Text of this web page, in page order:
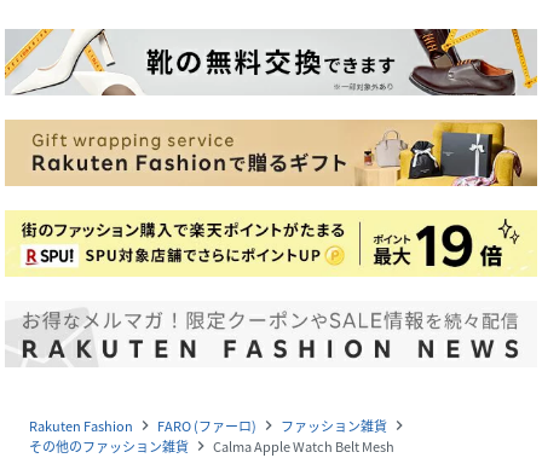
Rakuten Fashion navigate_next FARO (ファーロ) navigate_next ファッション雑貨 navigate_next
その他のファッション雑貨 navigate_next Calma Apple Watch Belt Mesh